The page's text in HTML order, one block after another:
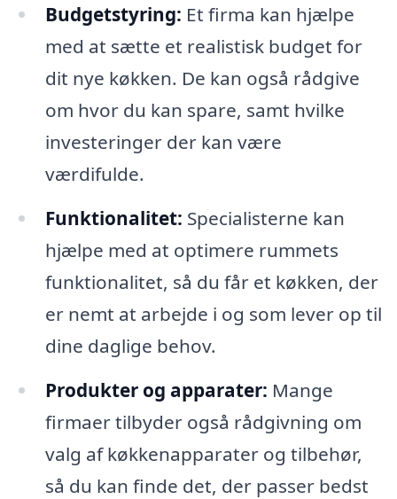
Budgetstyring: Et firma kan hjælpe
med at sætte et realistisk budget for
dit nye køkken. De kan også rådgive
om hvor du kan spare, samt hvilke
investeringer der kan være
værdifulde.
Funktionalitet: Specialisterne kan
hjælpe med at optimere rummets
funktionalitet, så du får et køkken, der
er nemt at arbejde i og som lever op til
dine daglige behov.
Produkter og apparater: Mange
firmaer tilbyder også rådgivning om
valg af køkkenapparater og tilbehør,
så du kan finde det, der passer bedst